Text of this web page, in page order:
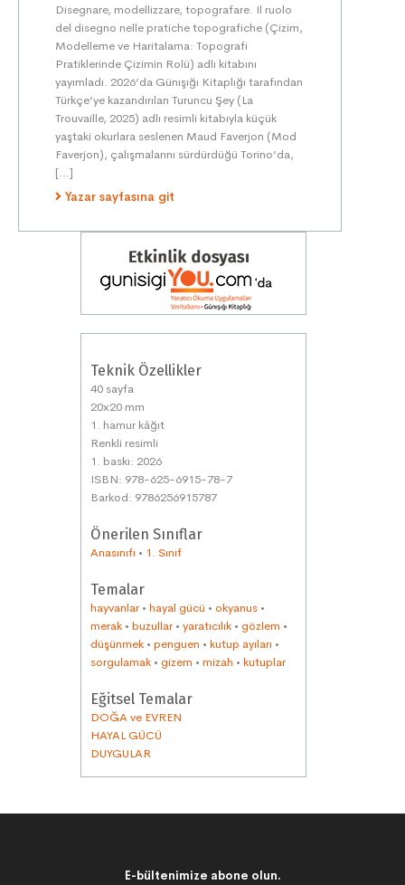
Disegnare, modellizzare, topografare. Il ruolo
del disegno nelle pratiche topografiche (Çizim,
Modelleme ve Haritalama: Topografi
Pratiklerinde Çizimin Rolü) adlı kitabını
yayımladı. 2026’da Günışığı Kitaplığı tarafından
Türkçe’ye kazandırılan Turuncu Şey (La
Trouvaille, 2025) adlı resimli kitabıyla küçük
yaştaki okurlara seslenen Maud Faverjon (Mod
Faverjon), çalışmalarını sürdürdüğü Torino’da,
[…]
Yazar sayfasına git
Teknik Özellikler
40 sayfa
20x20 mm
1. hamur kâğıt
Renkli resimli
1. baskı: 2026
ISBN: 978-625-6915-78-7
Barkod: 9786256915787
Önerilen Sınıflar
Anasınıfı • 1. Sınıf
Temalar
hayvanlar • hayal gücü • okyanus •
merak • buzullar • yaratıcılık • gözlem •
düşünmek • penguen • kutup ayıları •
sorgulamak • gizem • mizah • kutuplar
Eğitsel Temalar
DOĞA ve EVREN
HAYAL GÜCÜ
DUYGULAR
E-bültenimize abone olun.